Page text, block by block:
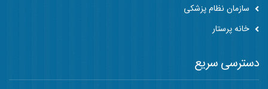
سازمان نظام پزشکی
خانه پرستار
دسترسی سریع